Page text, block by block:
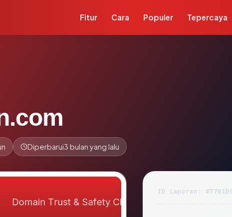
Fitur Cara Populer Tepercaya
Diperbarui3 bulan yang lalu
ID Laporan: